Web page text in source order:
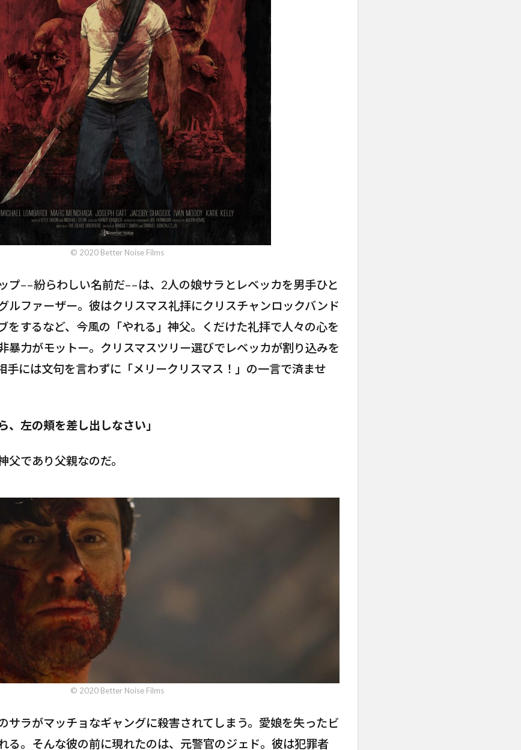
© 2020 Better Noise Films
プ––紛らわしい名前だ––は、2人の娘サラとレベッカを男手ひと
ルファーザー。彼はクリスマス礼拝にクリスチャンロックバンド
をするなど、今風の「やれる」神父。くだけた礼拝で人々の心を
暴力がモットー。クリスマスツリー選びでレベッカが割り込みを
手には文句を言わずに「メリークリスマス！」の一言で済ませ
、左の頬を差し出しなさい」
父であり父親なのだ。
© 2020 Better Noise Films
サラがマッチョなギャングに殺害されてしまう。愛娘を失ったビ
る。そんな彼の前に現れたのは、元警官のジェド。彼は犯罪者